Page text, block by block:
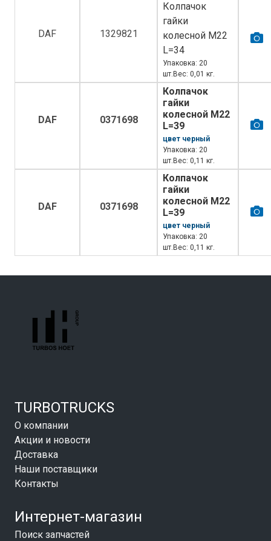
DAF 1329821
Колпачок
гайки
колесной M22
L=34
Упаковка: 20
шт.Вес: 0,01 кг.
DAF 0371698
Колпачок
гайки
колесной M22
L=39
цвет черный
Упаковка: 20
шт.Вес: 0,11 кг.
DAF 0371698
Колпачок
гайки
колесной M22
L=39
цвет черный
Упаковка: 20
шт.Вес: 0,11 кг.
TURBOTRUCKS
О компании
Акции и новости
Доставка
Наши поставщики
Контакты
Интернет-магазин
Поиск запчастей